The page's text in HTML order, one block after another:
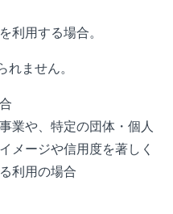
利用する場合。
ません。
業や、特定の団体・個人
メージや信用度を著しく
利用の場合